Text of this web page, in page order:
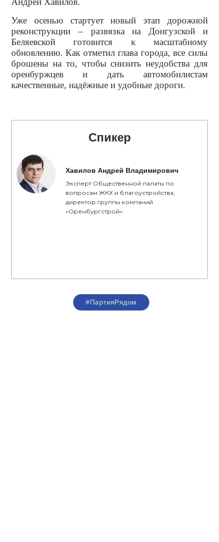
Уже осенью стартует новый этап дорожной
реконструкции – развязка на Донгузской и
Беляевской готовится к масштабному
обновлению. Как отметил глава города, все силы
брошены на то, чтобы снизить неудобства для
оренбуржцев и дать автомобилистам
качественные, надёжные и удобные дороги.
Спикер
Хавилов Андрей Владимирович
Эксперт Общественной палаты по
вопросам ЖКХ и благоустройства,
директор группы компаний
«Оренбургстрой»
#ПартияРядом